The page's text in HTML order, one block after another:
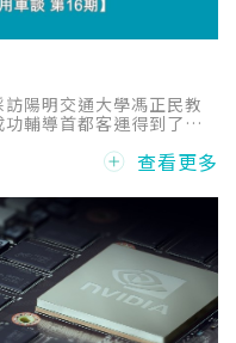
陽明交通大學馮正民教
輔導首都客運得到了最
物流及啟盛交通，讓他們
查看更多